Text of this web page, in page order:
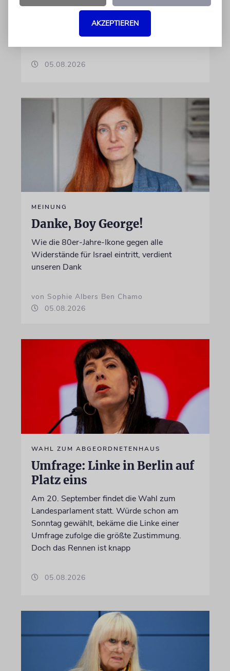
vergangene Saison bei dem
Bundesligaabsteiger für eine Krise unter
Führung und Fans gesorgt
05.08.2026
MEINUNG
Danke, Boy George!
Wie die 80er-Jahre-Ikone gegen alle
Widerstände für Israel eintritt, verdient
unseren Dank
von Sophie Albers Ben Chamo
05.08.2026
WAHL ZUM ABGEORDNETENHAUS
Umfrage: Linke in Berlin auf
Platz eins
Am 20. September findet die Wahl zum
Landesparlament statt. Würde schon am
Sonntag gewählt, bekäme die Linke einer
Umfrage zufolge die größte Zustimmung.
Doch das Rennen ist knapp
05.08.2026
AKZEPTIEREN